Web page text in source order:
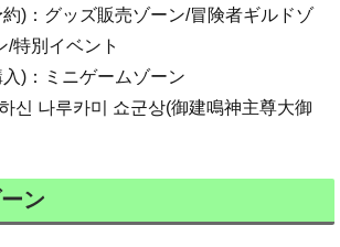
)：グッズ販売ゾーン/冒険者ギルドゾ
/特別イベント
)：ミニゲームゾーン
신 나루카미 쇼군상(御建鳴神主尊大御
ン